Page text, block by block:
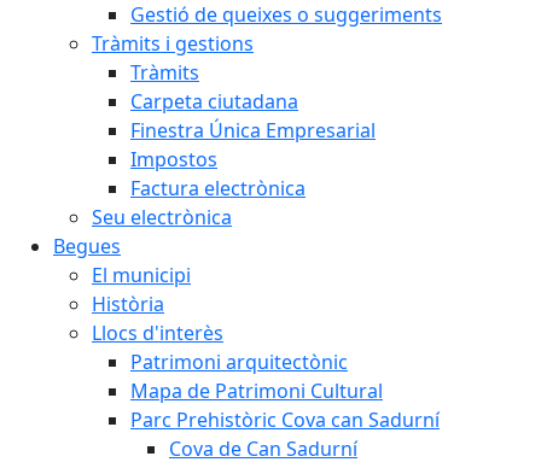
Gestió de queixes o suggeriments
Tràmits i gestions
Tràmits
Carpeta ciutadana
Finestra Única Empresarial
Impostos
Factura electrònica
Seu electrònica
Begues
El municipi
Història
Llocs d'interès
Patrimoni arquitectònic
Mapa de Patrimoni Cultural
Parc Prehistòric Cova can Sadurní
Cova de Can Sadurní